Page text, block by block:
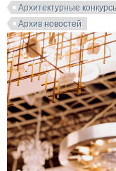
Архитектурные
Архив новостей